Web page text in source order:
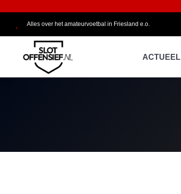
Alles over het amateurvoetbal in Friesland e.o.
ACTUEEL